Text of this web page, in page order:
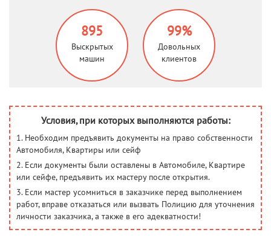
895
Выскрытых
машин
99%
Довольных
клиентов
Условия, при которых выполняются работы:
1. Необходим предъявить документы на право собственности
Автомобиля, Квартиры или сейф
2. Если документы были оставлены в Автомобиле, Квартире
или сейфе, предъявить их мастеру после открытия.
3. Если мастер усомниться в заказчике перед выполнением
работ, вправе отказаться или вызвать Полицию для уточнения
личности заказчика, а также в его адекватности!